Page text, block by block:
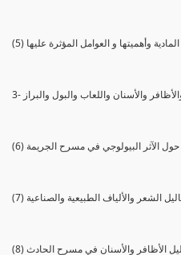
المادية وأهميتها و العوامل المؤثرة عليها
والأسنان واللعاب والبول والبراز
حول الآثر البيولوجي في مسرح الجريمة
الشعر والألياف الطبيعية والصناعية
الأظافر والأسنان في مسرح الحادث